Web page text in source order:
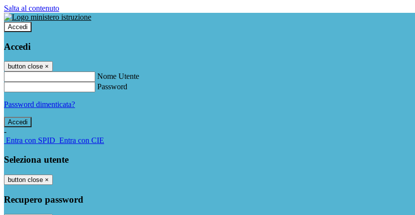
Salta al contenuto
Accedi
Accedi
button close ×
Nome Utente
Password
Password dimenticata?
-
Entra con SPID Entra con CIE
Seleziona utente
button close ×
Recupero password